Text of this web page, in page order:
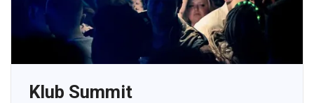
Klub Summit